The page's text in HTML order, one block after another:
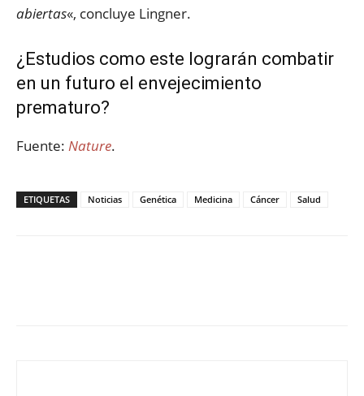
abiertas«, concluye Lingner.
¿Estudios como este lograrán combatir
en un futuro el envejecimiento
prematuro?
Fuente: Nature.
ETIQUETAS Noticias Genética Medicina Cáncer Salud